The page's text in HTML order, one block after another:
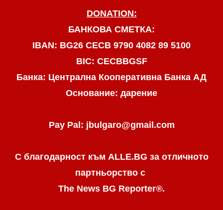
DONATION:
БАНКОВА СМЕТКА:
IBAN: BG26 CECB 9790 4082 89 5100
BIC: CECBBGSF
Банка: Централна Кооперативна Банка АД
Основание: дарение
Pay Pal: jbulgaro@gmail.com
С благодарност към ALLE.BG за отличното
партньорство с
The News BG Reporter®.